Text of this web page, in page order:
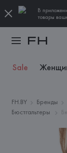
В
товары
Sale
FH.BY Бренды
Бюстгальтеры